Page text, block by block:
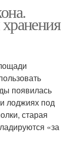
появилась
лоджиях под
старая
«за